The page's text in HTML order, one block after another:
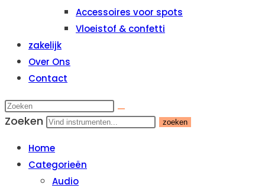
Accessoires voor spots
Vloeistof & confetti
zakelijk
Over Ons
Contact
Zoeken zoeken
Home
Categorieën
Audio